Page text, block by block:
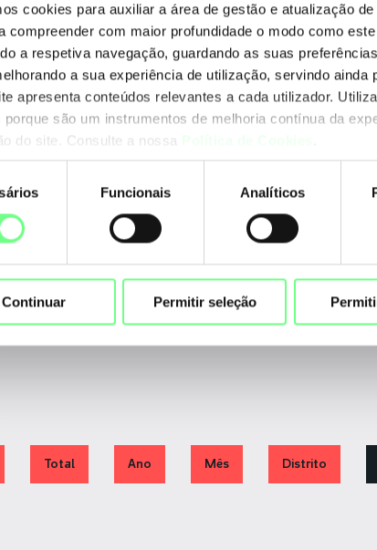
cookies para auxiliar a área de gestão e atualização de
compreender com maior profundidade o modo como
a respetiva navegação, guardando as suas
a sua experiência de utilização, servindo ainda
apresenta conteúdos relevantes a cada utilizador.
porque são um instrumentos de melhoria contínua da
do site. Consulte a nossa
Funcionais Analíticos
Continuar Permitir seleção
2.064.022
APNIC
Total Ano Mês Distrito